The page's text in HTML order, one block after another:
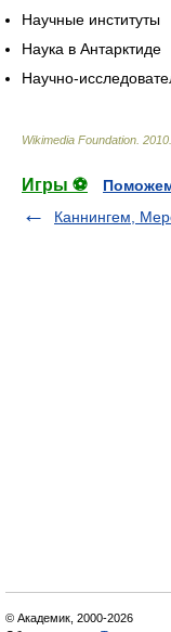
Научные институты
Наука в Антарктиде
Научно-
Wikimedia Foundation 2010
Игры ⚽
Каннингем,
© Академик, 2000-2026